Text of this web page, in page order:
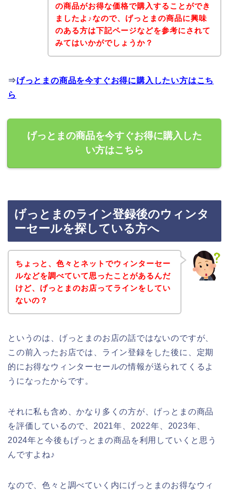
の商品がお得な価格で購入することができ
ましたよ♪なので、げっとまの商品に興味
のある方は下記ページなどを参考にされて
みてはいかがでしょうか？
⇒げっとまの商品を今すぐお得に購入したい方はこち
ら
げっとまの商品を今すぐお得に購入した
い方はこちら
げっとまのライン登録後のウィンタ
ーセールを探している方へ
ちょっと、色々とネットでウィンターセー
ルなどを調べていて思ったことがあるんだ
けど、げっとまのお店ってラインをしてい
ないの？
というのは、げっとまのお店の話ではないのですが、
この前入ったお店では、ライン登録をした後に、定期
的にお得なウィンターセールの情報が送られてくるよ
うになったからです。
それに私も含め、かなり多くの方が、げっとまの商品
を評価しているので、2021年、2022年、2023年、
2024年と今後もげっとまの商品を利用していくと思う
んですよね♪
なので、色々と調べていく内にげっとまのお得なウィ